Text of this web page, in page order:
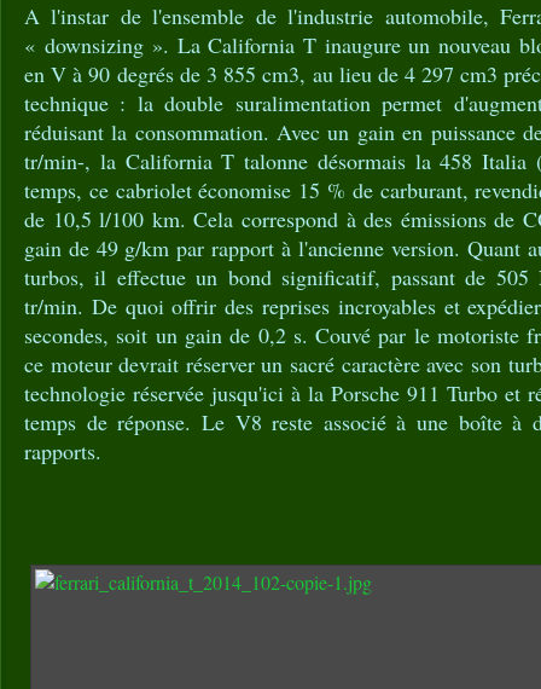
A l'instar de l'ensemble de l'industrie automobile,
« downsizing ». La California T inaugure un nouveau
en V à 90 degrés de 3 855 cm3, au lieu de 4 297 cm3
technique : la double suralimentation permet
réduisant la consommation. Avec un gain en puissance
tr/min-, la California T talonne désormais la 458 Italia
temps, ce cabriolet économise 15 % de carburant,
de 10,5 l/100 km. Cela correspond à des émissions de
gain de 49 g/km par rapport à l'ancienne version. Quant
turbos, il effectue un bond significatif, passant de
tr/min. De quoi offrir des reprises incroyables et
secondes, soit un gain de 0,2 s. Couvé par le motoriste
ce moteur devrait réserver un sacré caractère avec son
technologie réservée jusqu'ici à la Porsche 911 Turbo et
temps de réponse. Le V8 reste associé à une boîte à
rapports.